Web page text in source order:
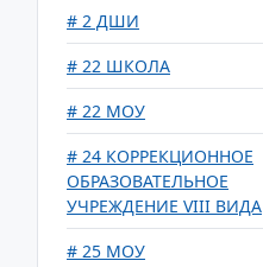
# 2 ДШИ
# 22 ШКОЛА
# 22 МОУ
# 24 КОРРЕКЦИОННОЕ
ОБРАЗОВАТЕЛЬНОЕ
УЧРЕЖДЕНИЕ VIII ВИДА
# 25 МОУ